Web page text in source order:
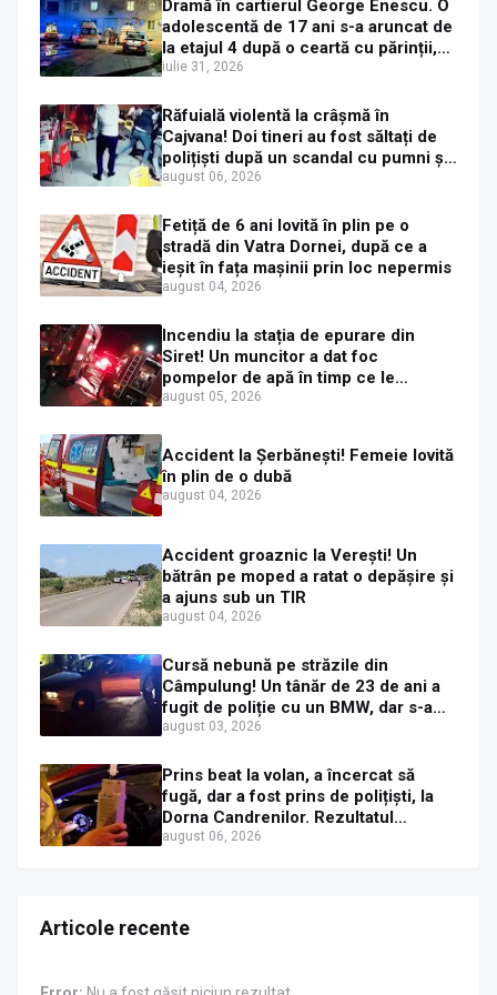
Dramă în cartierul George Enescu. O
adolescentă de 17 ani s-a aruncat de
la etajul 4 după o ceartă cu părinții,
pe fondul consumului de alcool în
iulie 31, 2026
Răfuială violentă la crâșmă în
Cajvana! Doi tineri au fost săltați de
polițiști după un scandal cu pumni și
mașini distruse
august 06, 2026
Fetiță de 6 ani lovită în plin pe o
stradă din Vatra Dornei, după ce a
ieșit în fața mașinii prin loc nepermis
august 04, 2026
Incendiu la stația de epurare din
Siret! Un muncitor a dat foc
pompelor de apă în timp ce le
alimenta cu combustibil
august 05, 2026
Accident la Șerbănești! Femeie lovită
în plin de o dubă
august 04, 2026
Accident groaznic la Verești! Un
bătrân pe moped a ratat o depășire și
a ajuns sub un TIR
august 04, 2026
Cursă nebună pe străzile din
Câmpulung! Un tânăr de 23 de ani a
fugit de poliție cu un BMW, dar s-a
oprit într-un gard de pe strada
august 03, 2026
Prins beat la volan, a încercat să
fugă, dar a fost prins de polițiști, la
Dorna Candrenilor. Rezultatul
etilotestului: 1,59 mg/l alcool pur în
august 06, 2026
Articole recente